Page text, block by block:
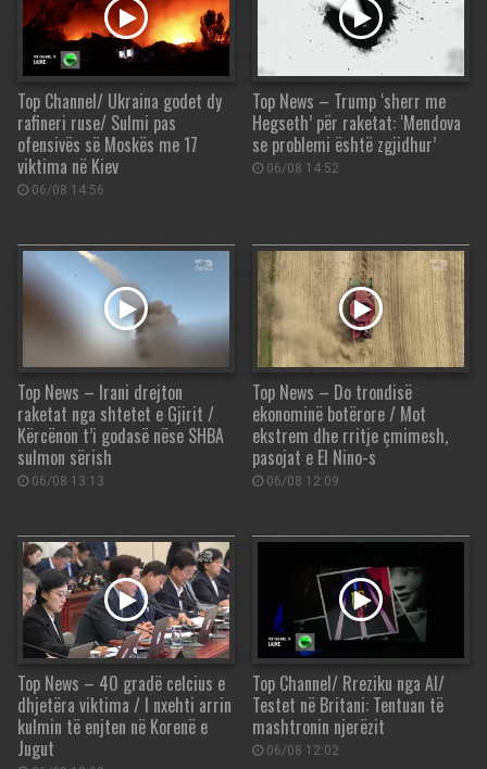
Top Channel/ Ukraina godet dy
rafineri ruse/ Sulmi pas
ofensivës së Moskës me 17
viktima në Kiev
06/08 14:56
Top News – Trump ‘sherr me
Hegseth’ për raketat: ‘Mendova
se problemi është zgjidhur’
06/08 14:52
Top News – Irani drejton
raketat nga shtetet e Gjirit /
Kërcënon t’i godasë nëse SHBA
sulmon sërish
06/08 13:13
Top News – Do trondisë
ekonominë botërore / Mot
ekstrem dhe rritje çmimesh,
pasojat e El Nino-s
06/08 12:09
Top News – 40 gradë celcius e
dhjetëra viktima / I nxehti arrin
kulmin të enjten në Korenë e
Jugut
Top Channel/ Rreziku nga AI/
Testet në Britani: Tentuan të
mashtronin njerëzit
06/08 12:02